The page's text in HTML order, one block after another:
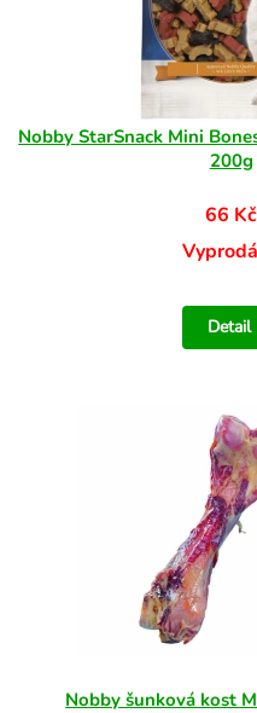
Nobby StarSnack Mini
200g
66 Kč
Detail
Nobby šunková kost